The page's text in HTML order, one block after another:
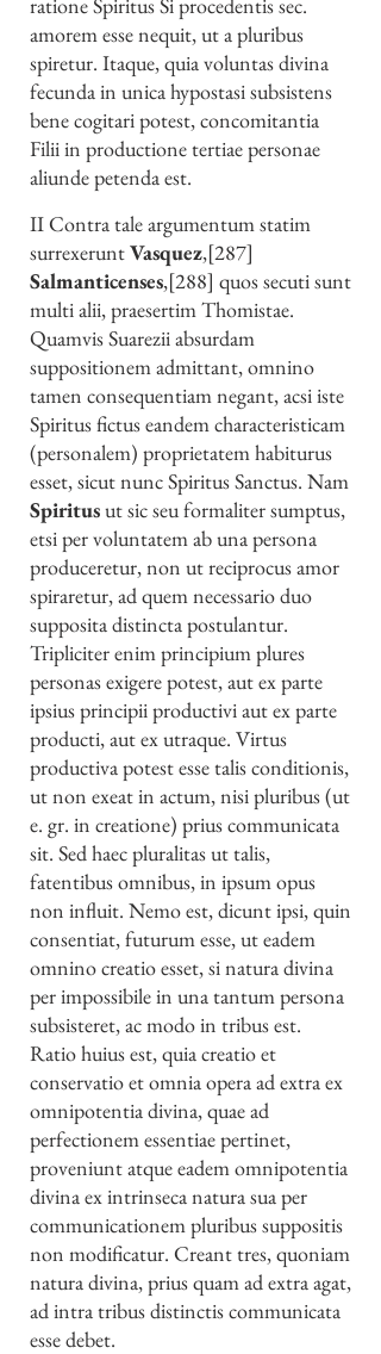
ratione Spiritus Si procedentis sec.
amorem esse nequit, ut a pluribus
spiretur. Itaque, quia voluntas divina
fecunda in unica hypostasi subsistens
bene cogitari potest, concomitantia
Filii in productione tertiae personae
aliunde petenda est.
II Contra tale argumentum statim
surrexeruntVasquez,[287]
Salmanticenses,[288] quos secuti sunt
multi alii, praesertim Thomistae.
Quamvis Suarezii absurdam
suppositionem admittant, omnino
tamen consequentiam negant, acsi iste
Spiritus fictus eandem characteristicam
(personalem) proprietatem habiturus
esset, sicut nunc Spiritus Sanctus. Nam
Spiritusut sic seu formaliter sumptus,
etsi per voluntatem ab una persona
produceretur, non ut reciprocus amor
spiraretur, ad quem necessario duo
supposita distincta postulantur.
Tripliciter enim principium plures
personas exigere potest, aut ex parte
ipsius principii productivi aut ex parte
producti, aut ex utraque. Virtus
productiva potest esse talis conditionis,
ut non exeat in actum, nisi pluribus (ut
e. gr. in creatione) prius communicata
sit. Sed haec pluralitas ut talis,
fatentibus omnibus, in ipsum opus
non influit. Nemo est, dicunt ipsi, quin
consentiat, futurum esse, ut eadem
omnino creatio esset, si natura divina
per impossibile in una tantum persona
subsisteret, ac modo in tribus est.
Ratio huius est, quia creatio et
conservatio et omnia opera ad extra ex
omnipotentia divina, quae ad
perfectionem essentiae pertinet,
proveniunt atque eadem omnipotentia
divina ex intrinseca natura sua per
communicationem pluribus suppositis
non modificatur. Creant tres, quoniam
natura divina, prius quam ad extra agat,
ad intra tribus distinctis communicata
esse debet.